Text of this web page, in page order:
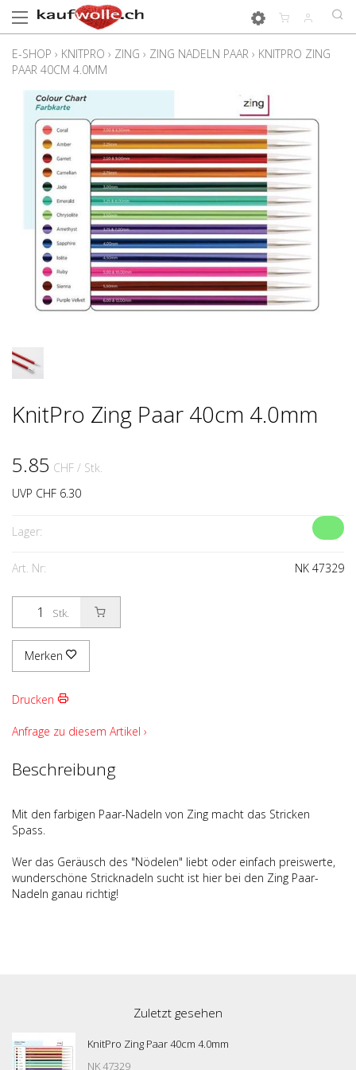
E-SHOP › KNITPRO › ZING › ZING NADELN PAAR › KNITPRO ZING
PAAR 40CM 4.0MM
KnitPro Zing Paar 40cm 4.0mm
5.85 CHF / Stk.
UVP CHF 6.30
Lager:
Art. Nr: NK 47329
Stk.
Merken
Drucken
Anfrage zu diesem Artikel ›
Beschreibung
Mit den farbigen Paar-Nadeln von Zing macht das Stricken
Spass.
Wer das Geräusch des "Nödelen" liebt oder einfach preiswerte,
wunderschöne Stricknadeln sucht ist hier bei den Zing Paar-
Nadeln ganau richtig!
Zuletzt gesehen
KnitPro Zing Paar 40cm 4.0mm
NK 47329